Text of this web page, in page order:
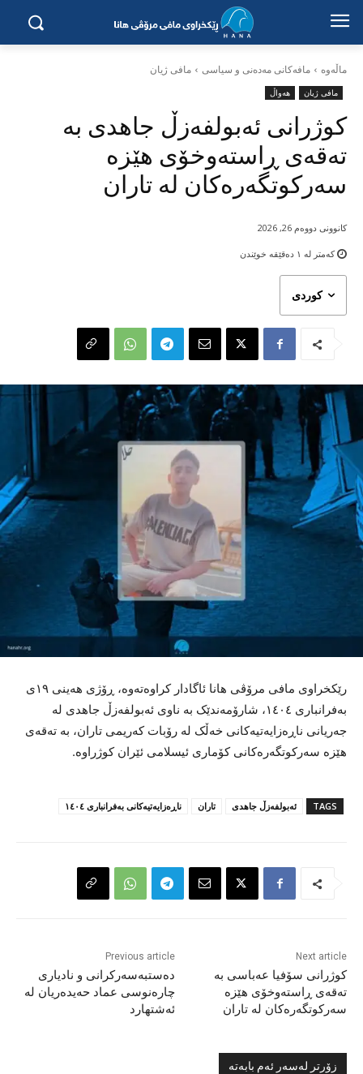
ماڵه‌وه‌ مافەکانی مەدەنی و سیاسی مافی ژیان
مافی ژیان هەواڵ
کوژرانی ئەبولفەزڵ جاهدی بە
تەقەی ڕاستەوخۆی هێزە
سەرکوتگەرەکان لە تاران
کوردی
کەمتر لە ١ دەقێقە خوێندن
کانوونی دووەم 26, 2026
رێکخراوی مافی مرۆڤی هانا ئاگادار کراوەتەوە، ڕۆژی هەینی ١٩ی
بەفرانباری ١٤٠٤، شارۆمەندێک بە ناوی ئەبولفەزڵ جاهدی لە
جەریانی ناڕەزایەتیەکانی خەڵک لە رۆبات کەریمی تاران، بە تەقەی
هێزە سەرکوتگەرەکانی کۆماری ئیسلامی ئێران کوژراوە.
TAGS ئەبولفەزڵ جاهدی تاران ناڕەزایەتیەکانی بەفرانباری ١٤٠٤
Previous article
دەستبەسەرکرانی و نادیاری
چارەنوسی عماد حەیدەریان لە
ئەشتهارد
Next article
کوژرانی سۆفیا عەباسی بە
تەقەی ڕاستەوخۆی هێزە
سەرکوتگەرەکان لە تاران
زۆرتر لەسەر ئەم بابەتە